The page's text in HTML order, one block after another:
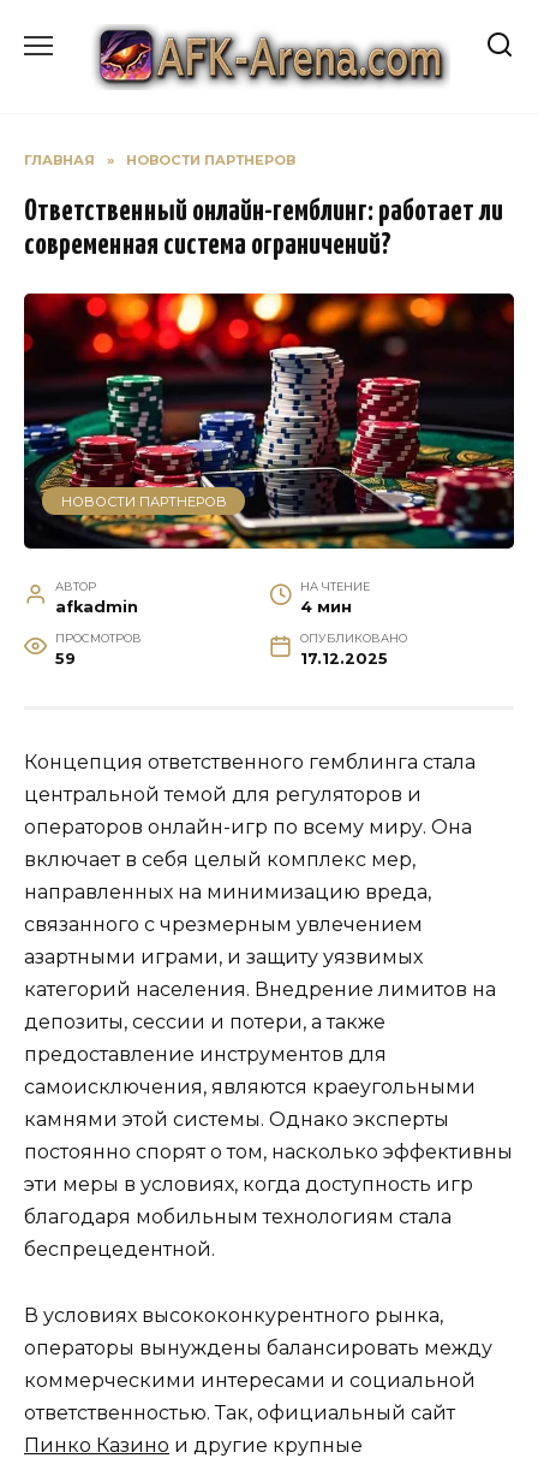
содержанию
ГЛАВНАЯ » НОВОСТИ ПАРТНЕРОВ
Ответственный онлайн-гемблинг: работает ли
современная система ограничений?
НОВОСТИ ПАРТНЕРОВ
АВТОР
afkadmin
НА ЧТЕНИЕ
4 мин
ПРОСМОТРОВ
59
ОПУБЛИКОВАНО
17.12.2025
Концепция ответственного гемблинга стала
центральной темой для регуляторов и
операторов онлайн-игр по всему миру. Она
включает в себя целый комплекс мер,
направленных на минимизацию вреда,
связанного с чрезмерным увлечением
азартными играми, и защиту уязвимых
категорий населения. Внедрение лимитов на
депозиты, сессии и потери, а также
предоставление инструментов для
самоисключения, являются краеугольными
камнями этой системы. Однако эксперты
постоянно спорят о том, насколько эффективны
эти меры в условиях, когда доступность игр
благодаря мобильным технологиям стала
беспрецедентной.
В условиях высококонкурентного рынка,
операторы вынуждены балансировать между
коммерческими интересами и социальной
ответственностью. Так, официальный сайт
Пинко Казино и другие крупные